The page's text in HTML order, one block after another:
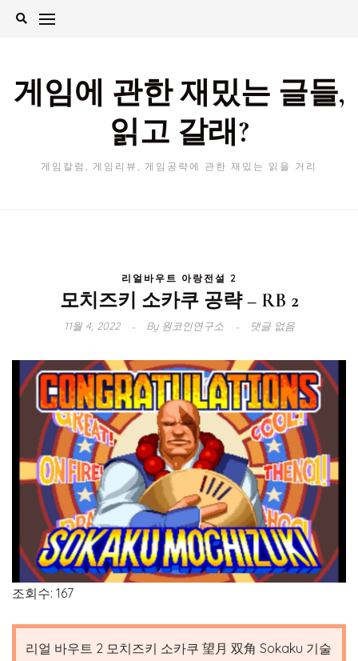
Skip
게임에 관한 재밌는 글들,
읽고 갈래?
게임칼럼, 게임리뷰, 게임공략에 관한 재밌는 읽을 거리
리얼바우트 아랑전설 2
모치즈키 소카쿠 공략 – RB 2
11월 4, 2022 By원코인연구소 댓글 없음
조회수: 167
리얼 바우트 2 모치즈키 소카쿠 望月 双角 Sokaku 기술